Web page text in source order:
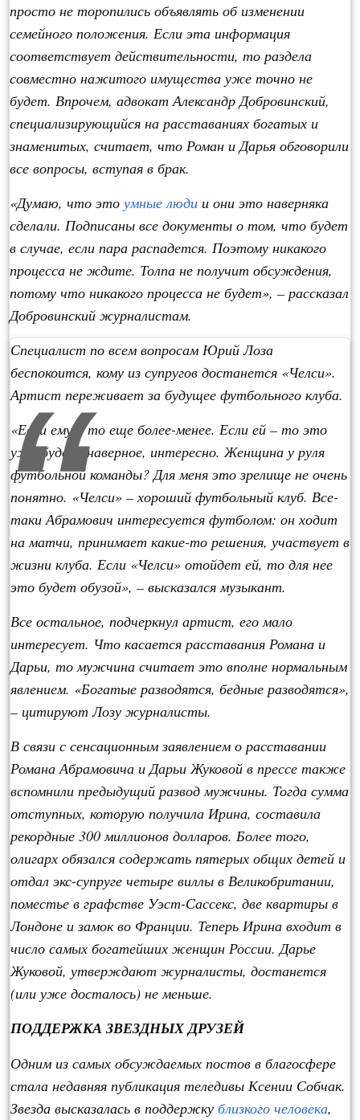
просто не торопились объявлять об изменении
семейного положения. Если эта информация
соответствует действительности, то раздела
совместно нажитого имущества уже точно не
будет. Впрочем, адвокат Александр Добровинский,
специализирующийся на расставаниях богатых и
знаменитых, считает, что Роман и Дарья обговорили
все вопросы, вступая в брак.
«Думаю, что это умные люди и они это наверняка
сделали. Подписаны все документы о том, что будет
в случае, если пара распадется. Поэтому никакого
процесса не ждите. Толпа не получит обсуждения,
потому что никакого процесса не будет», – рассказал
Добровинский журналистам.
Специалист по всем вопросам Юрий Лоза
беспокоится, кому из супругов достанется «Челси».
Артист переживает за будущее футбольного клуба.
«Если ему – то еще более-менее. Если ей – то это
уже будет, наверное, интересно. Женщина у руля
футбольной команды? Для меня это зрелище не очень
понятно. «Челси» – хороший футбольный клуб. Все-
таки Абрамович интересуется футболом: он ходит
на матчи, принимает какие-то решения, участвует в
жизни клуба. Если «Челси» отойдет ей, то для нее
это будет обузой», – высказался музыкант.
Все остальное, подчеркнул артист, его мало
интересует. Что касается расставания Романа и
Дарьи, то мужчина считает это вполне нормальным
явлением. «Богатые разводятся, бедные разводятся»,
– цитируют Лозу журналисты.
В связи с сенсационным заявлением о расставании
Романа Абрамовича и Дарьи Жуковой в прессе также
вспомнили предыдущий развод мужчины. Тогда сумма
отступных, которую получила Ирина, составила
рекордные 300 миллионов долларов. Более того,
олигарх обязался содержать пятерых общих детей и
отдал экс-супруге четыре виллы в Великобритании,
поместье в графстве Уэст-Сассекс, две квартиры в
Лондоне и замок во Франции. Теперь Ирина входит в
число самых богатейших женщин России. Дарье
Жуковой, утверждают журналисты, достанется
(или уже досталось) не меньше.
ПОДДЕРЖКА ЗВЕЗДНЫХ ДРУЗЕЙ
Одним из самых обсуждаемых постов в благосфере
стала недавняя публикация теледивы Ксении Собчак.
Звезда высказалась в поддержку близкого человека,